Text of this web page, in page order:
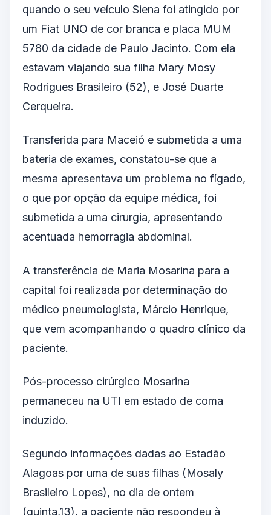
quando o seu veículo Siena foi atingido por
um Fiat UNO de cor branca e placa MUM
5780 da cidade de Paulo Jacinto. Com ela
estavam viajando sua filha Mary Mosy
Rodrigues Brasileiro (52), e José Duarte
Cerqueira.
Transferida para Maceió e submetida a uma
bateria de exames, constatou-se que a
mesma apresentava um problema no fígado,
o que por opção da equipe médica, foi
submetida a uma cirurgia, apresentando
acentuada hemorragia abdominal.
A transferência de Maria Mosarina para a
capital foi realizada por determinação do
médico pneumologista, Márcio Henrique,
que vem acompanhando o quadro clínico da
paciente.
Pós-processo cirúrgico Mosarina
permaneceu na UTI em estado de coma
induzido.
Segundo informações dadas ao Estadão
Alagoas por uma de suas filhas (Mosaly
Brasileiro Lopes), no dia de ontem
(quinta,13), a paciente não respondeu à